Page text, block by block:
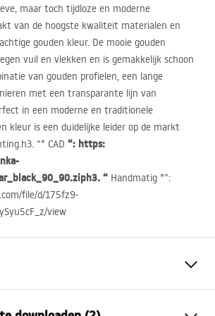
maar toch tijdloze en moderne
van de hoogste kwaliteit materialen en
gouden kleur. De mooie gouden
vuil en vlekken en is gemakkelijk schoon
van gouden profielen, een lange
met een transparante lijn van
in een moderne en traditionele
kleur is een duidelijke leider op de markt
“* CAD “: https:
“ Handmatig *”:
file/d/175fz9-
view